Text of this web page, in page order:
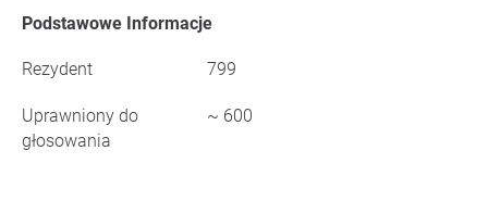
Podstawowe Informacje
Rezydent 799
Uprawniony do
głosowania
~ 600